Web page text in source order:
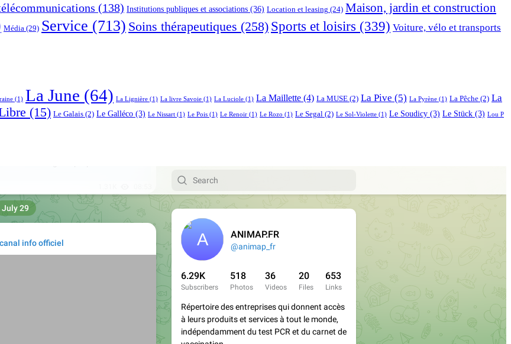
(138) Institutions publiques et associations (36) Location et leasing (24) Maison, jardin et construction
Média (29) Service (713) Soins thérapeutiques (258) Sports et loisirs (339) Voiture, vélo et transports
(1) La June (64) La Lignière (1) La livre Savoie (1) La Luciole (1) La Maillette (4) La MUSE (2) La Pive (5) La Pyrène (1) La Pêche (2) La
(15) Le Galais (2) Le Galléco (3) Le Nissart (1) Le Pois (1) Le Renoir (1) Le Rozo (1) Le Segal (2) Le Sol-Violette (1) Le Soudicy (3) Le Stück (3) Lou P